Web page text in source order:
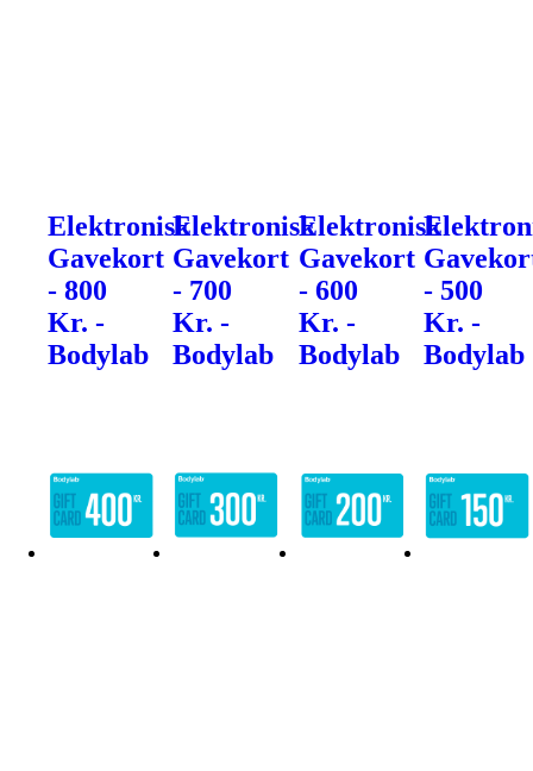
Elektronisk
Gavekort
- 800
Kr. -
Bodylab
Elektronisk
Gavekort
- 700
Kr. -
Bodylab
Elektronisk
Gavekort
- 600
Kr. -
Bodylab
- 500
Kr. -
Bodylab